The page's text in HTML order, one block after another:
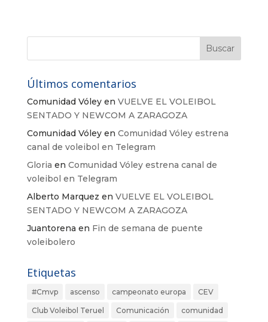
Últimos comentarios
Comunidad Vóleyen VUELVE EL VOLEIBOL
SENTADO Y NEWCOM A ZARAGOZA
Comunidad Vóleyen Comunidad Vóley estrena
canal de voleibol en Telegram
Gloria en Comunidad Vóley estrena canal de
voleibol en Telegram
Alberto Marquez en VUELVE EL VOLEIBOL
SENTADO Y NEWCOM A ZARAGOZA
Juantorena en Fin de semana de puente
voleibolero
Etiquetas
#Cmvp ascenso campeonato europa CEV
Club Voleibol Teruel Comunicación comunidad